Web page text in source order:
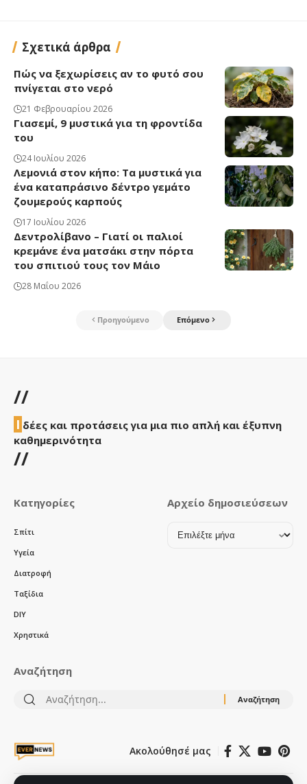
Σχετικά άρθρα
Πώς να ξεχωρίσεις αν το φυτό σου
πνίγεται στο νερό
21 Φεβρουαρίου 2026
Γιασεμί, 9 μυστικά για τη φροντίδα
του
24 Ιουλίου 2026
Λεμονιά στον κήπο: Τα μυστικά για
ένα καταπράσινο δέντρο γεμάτο
ζουμερούς καρπούς
17 Ιουλίου 2026
Δεντρολίβανο – Γιατί οι παλιοί
κρεμάνε ένα ματσάκι στην πόρτα
του σπιτιού τους τον Μάιο
28 Μαΐου 2026
Προηγούμενο Επόμενο
//
Ι δέες και προτάσεις για μια πιο απλή και έξυπνη
καθημερινότητα
//
Κατηγορίες
Σπίτι
Υγεία
Διατροφή
Ταξίδια
DIY
Χρηστικά
Αρχείο δημοσιεύσεων
Αρχείο
Αναζήτηση
Αναζήτηση
Ακολούθησέ μας